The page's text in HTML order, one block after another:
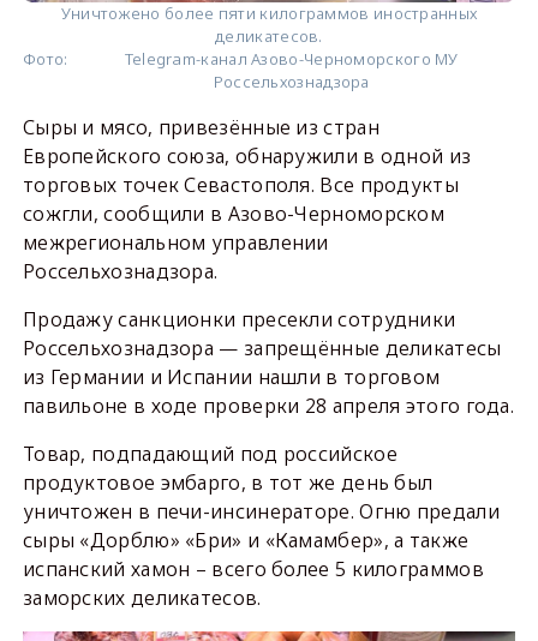
Уничтожено более пяти килограммов иностранных
деликатесов.
Фото:
Telegram-канал Азово-Черноморского МУ
Россельхознадзора
Сыры и мясо, привезённые из стран
Европейского союза, обнаружили в одной из
торговых точек Севастополя. Все продукты
сожгли, сообщили в Азово-Черноморском
межрегиональном управлении
Россельхознадзора.
Продажу санкционки пресекли сотрудники
Россельхознадзора — запрещённые деликатесы
из Германии и Испании нашли в торговом
павильоне в ходе проверки 28 апреля этого года.
Товар, подпадающий под российское
продуктовое эмбарго, в тот же день был
уничтожен в печи-инсинераторе. Огню предали
сыры «Дорблю» «Бри» и «Камамбер», а также
испанский хамон – всего более 5 килограммов
заморских деликатесов.